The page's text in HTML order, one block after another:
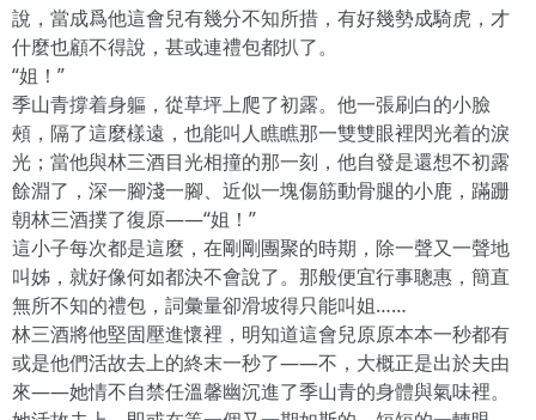
說，當成爲他這會兒有幾分不知所措，有好幾勢成騎虎，才
什麼也顧不得說，甚或連禮包都扒了。
“姐！”
季山青撐着身軀，從草坪上爬了初露。他一張刷白的小臉
頰，隔了這麼樣遠，也能叫人瞧瞧那一雙雙眼裡閃光着的淚
光；當他與林三酒目光相撞的那一刻，他自發是還想不初露
餘淵了，深一腳淺一腳、近似一塊傷筋動骨腿的小鹿，蹣跚
朝林三酒撲了復原——“姐！”
這小子每次都是這麼，在剛剛團聚的時期，除一聲又一聲地
叫姊，就好像何如都決不會說了。那般便宜行事聰惠，簡直
無所不知的禮包，詞彙量卻滑坡得只能叫姐……
林三酒將他堅固壓進懷裡，明知道這會兒原原本本一秒都有
或是他們活故去上的終末一秒了——不，大概正是出於夫由
來——她情不自禁任溫馨幽沉進了季山青的身體與氣味裡。